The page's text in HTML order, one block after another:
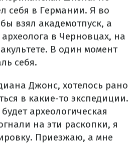
себя в Германии. Я во
взял академотпуск, а
в Черновцах, на
В один момент
себя.
Джонс, хотелось рано
в какие-то экспедиции.
археологическая
на эти раскопки, я
Приезжаю, а мне